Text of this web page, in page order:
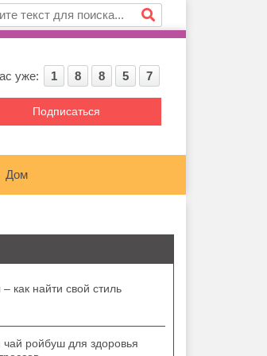
уже: 1 8 8 5 7
Подписаться
Дом
как найти свой стиль
ройбуш для здоровья